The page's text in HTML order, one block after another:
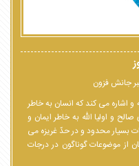
جانش فزون
و اشاره می کند که انسان به خاطر
و اولیا الله به خاطر ایمان و
بسیار محدود و در حدّ غریزه می
از موضوعات گوناگون در درجات